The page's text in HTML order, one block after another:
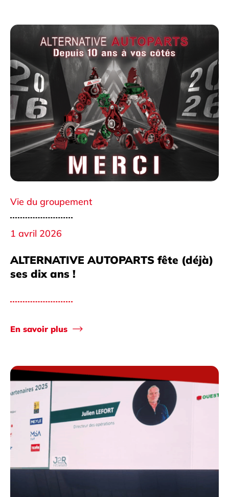
Vie du groupement
1 avril 2026
ALTERNATIVE AUTOPARTS fête (déjà)
ses dix ans !
En savoir plus